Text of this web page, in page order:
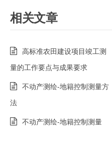
相关文章
高标准农田建设项目竣工测
量的工作要点与成果要求
不动产测绘-地籍控制测量方
法
不动产测绘-地籍控制测量